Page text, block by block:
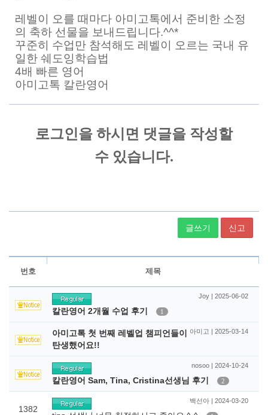
레벨이 오를 때마다 아미고톡에서 준비한 소정
의 축하 선물을 보내드립니다.^^*
꾸준히 수업만 참석해도 레벨이 오르는 국내 유
일한 쉐도잉학습법
4배 빠른 영어
아미고톡 칼란영어
글쓰기 신고